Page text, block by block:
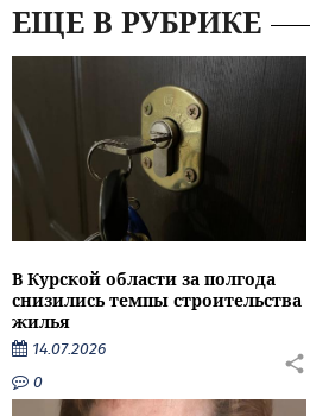
ЕЩЕ В РУБРИКЕ
В Курской области за полгода
снизились темпы строительства
жилья
14.07.2026
0